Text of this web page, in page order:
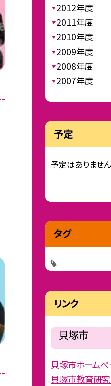
2012年度
2011年度
2010年度
2009年度
2008年度
2007年度
予定
予定はありません
タグ
リンク
貝塚市
貝塚市ホーム
貝塚市教育研